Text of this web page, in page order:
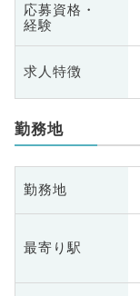
応募資格・
経験
求人特徴
勤務地
勤務地
最寄り駅